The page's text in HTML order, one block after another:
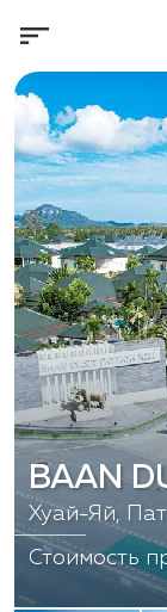
BAAN
Хуай-Яй,
Стоимость